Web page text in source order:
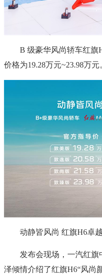
B 级豪华风尚轿车红旗
价格为19.28万元~23.98万元
动静皆风尚 红旗H6卓越
发布会现场，一汽红旗
泽倾情介绍了红旗H6“风尚